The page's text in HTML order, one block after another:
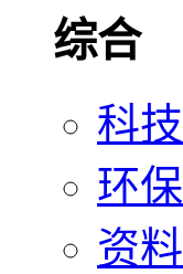
综合
科技
环保
资料